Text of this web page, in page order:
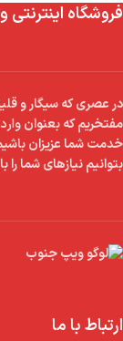
فروشگاه
در عصری که سیگار و
مفتخریم که بعنوان
خدمت شما عزیزان
بتوانیم نیازهای شما را با
ارتباط با ما